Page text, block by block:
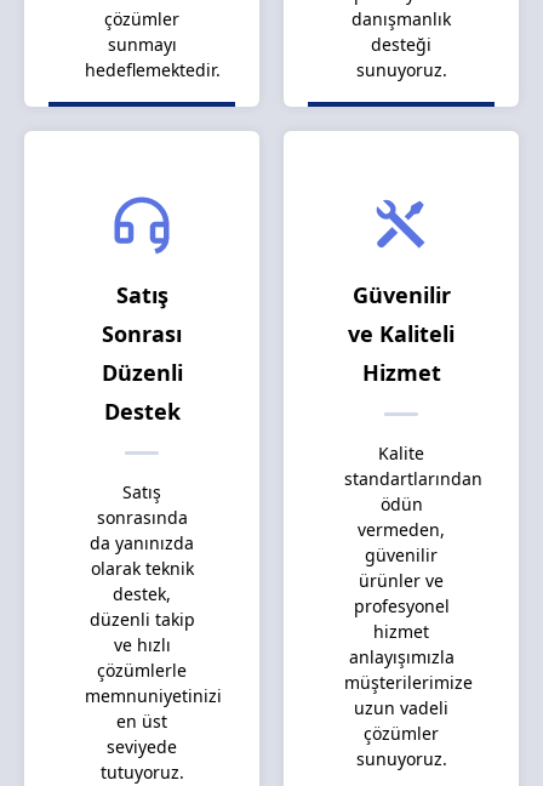
çözümler
sunmayı
hedeflemektedir.
danışmanlık
desteği
sunuyoruz.
Satış
Sonrası
Düzenli
Destek
Satış
sonrasında
da yanınızda
olarak teknik
destek,
düzenli takip
ve hızlı
çözümlerle
memnuniyetinizi
en üst
seviyede
tutuyoruz.
Güvenilir
ve Kaliteli
Hizmet
Kalite
standartlarından
ödün
vermeden,
güvenilir
ürünler ve
profesyonel
hizmet
anlayışımızla
müşterilerimize
uzun vadeli
çözümler
sunuyoruz.